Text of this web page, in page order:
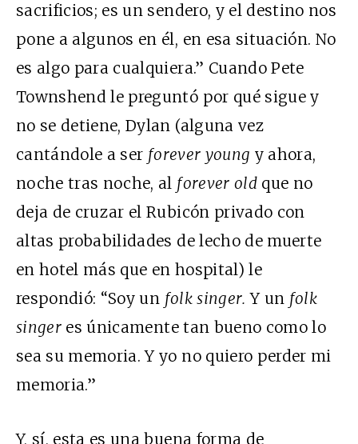
sacrificios; es un sendero, y el destino nos
pone a algunos en él, en esa situación. No
es algo para cualquiera.” Cuando Pete
Townshend le preguntó por qué sigue y
no se detiene, Dylan (alguna vez
cantándole a ser forever young y ahora,
noche tras noche, al forever old que no
deja de cruzar el Rubicón privado con
altas probabilidades de lecho de muerte
en hotel más que en hospital) le
respondió: “Soy un folk singer.Y un folk
singer es únicamente tan bueno como lo
sea su memoria. Y yo no quiero perder mi
memoria.”
Y, sí, esta es una buena forma de